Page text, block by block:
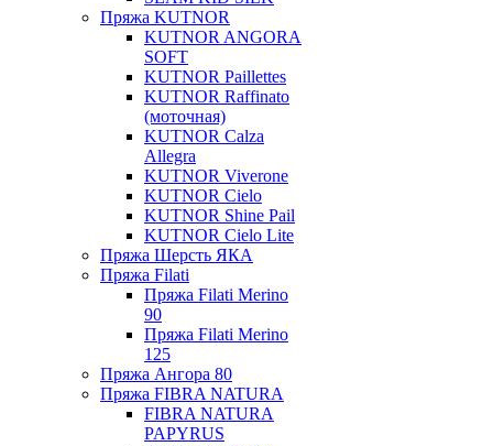
Пряжа KUTNOR
KUTNOR ANGORA
SOFT
KUTNOR Paillettes
KUTNOR Raffinato
(моточная)
KUTNOR Calza
Allegra
KUTNOR Viverone
KUTNOR Cielo
KUTNOR Shine Pail
KUTNOR Cielo Lite
Пряжа Шерсть ЯКА
Пряжа Filati
Пряжа Filati Merino
90
Пряжа Filati Merino
125
Пряжа Ангора 80
Пряжа FIBRA NATURA
FIBRA NATURA
PAPYRUS